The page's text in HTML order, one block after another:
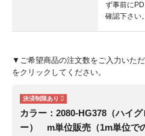
ず事前に
確認下さい。
▼ご希望商品の注文数をご入力いた
をクリックしてください。
カラー：2080-HG378（ハイ
ー） m単位販売（1m単位